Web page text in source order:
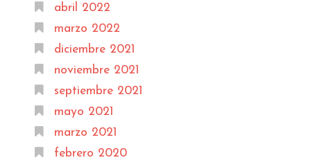
abril 2022
marzo 2022
diciembre 2021
noviembre 2021
septiembre 2021
mayo 2021
marzo 2021
febrero 2020